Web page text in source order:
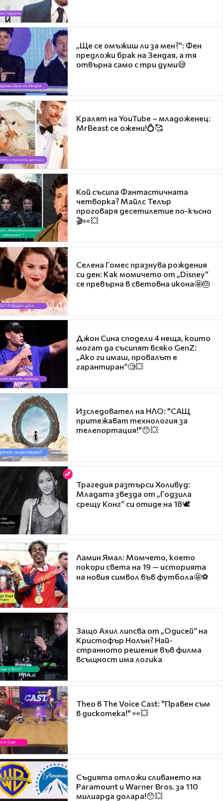
„Ще се омъжиш ли за мен?“: Фен
предложи брак на Зендая, а тя
отвърна само с три думи😅
Кралят на YouTube – младоженец:
MrBeast се ожени!💍🥰
Кой съсипа Фантастичната
четворка? Майлс Телър
проговаря десетилетие по-късно
🎬👀💥
Селена Гомес празнува рождения
си ден: Как момичето от „Disney“
се превърна в световна икона🤩🎂
Джон Сина сподели 4 неща, които
могат да съсипят всяко GenZ:
„Ако ги имаш, провалът е
гарантиран“🧐💥
Изследовател на НЛО: "САЩ
притежават технология за
телепортация!"😯💥
Трагедия разтърси Холивуд:
Младата звезда от „Годзила
срещу Конг“ си отиде на 18🕊️
Ламин Ямал: Момчето, което
покори света на 19 — историята
на новия символ във футбола🤩⚽
Защо Ахил липсва от „Одисей“ на
Кристофър Нолън? Най-
странното решение във филма
всъщност има логика
Theo в The Voice Cast: "Правен съм
в дискотека!" 👀💥
Съдията отложи сливането на
Paramount и Warner Bros. за 110
милиарда долара!😯💥